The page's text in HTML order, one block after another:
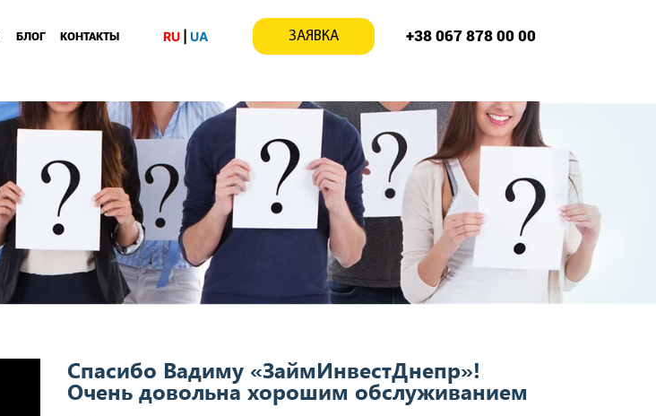
БЛОГ КОНТАКТЫ RU |UA ЗАЯВКА +38 067 878 00 00
Спасибо Вадиму «ЗаймИнвестДнепр»!
Очень довольна хорошим обслуживанием